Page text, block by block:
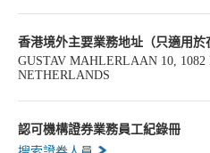
香港境外主要業務地址（只適用於
GUSTAV MAHLERLAAN 10, 1082
NETHERLANDS
認可機構證券業務員工紀錄冊